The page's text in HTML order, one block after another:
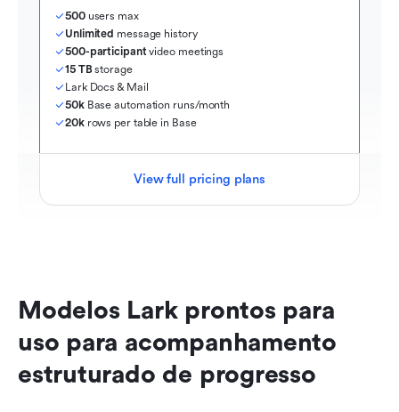
500 users max
Unlimited message history
500-participant video meetings
15 TB storage
Lark Docs & Mail
50k Base automation runs/month
20k rows per table in Base
View full pricing plans
Modelos Lark prontos para
uso para acompanhamento
estruturado de progresso